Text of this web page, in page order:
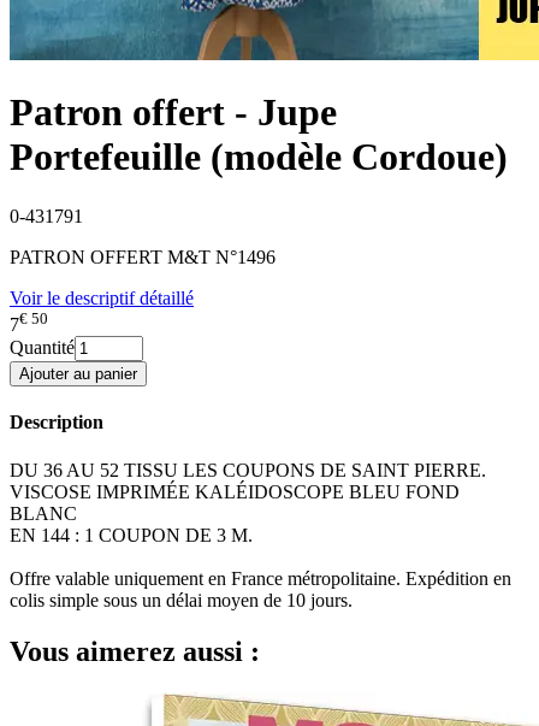
Patron offert - Jupe
Portefeuille (modèle Cordoue)
0-431791
PATRON OFFERT M&T N°1496
Voir le descriptif détaillé
7€ 50
Quantité
Description
DU 36 AU 52 TISSU LES COUPONS DE SAINT PIERRE.
VISCOSE IMPRIMÉE KALÉIDOSCOPE BLEU FOND
BLANC
EN 144 : 1 COUPON DE 3 M.
Offre valable uniquement en France métropolitaine. Expédition en
colis simple sous un délai moyen de 10 jours.
Vous aimerez aussi :